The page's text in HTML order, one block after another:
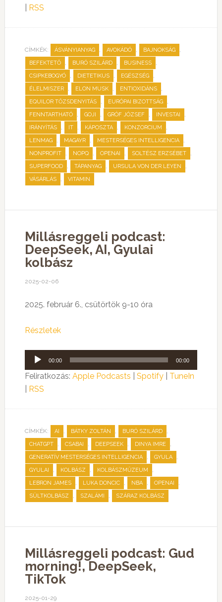
RSS
CÍMKÉK: ÁSVÁNYIANYAG , AVOKÁDÓ , BAJNOKSÁG ,
BEFEKTETŐ , BURÓ SZILÁRD , BUSINESS ,
CSIPKEBOGYÓ , DIETETIKUS , EGÉSZSÉG ,
ÉLELMISZER , ELON MUSK , ENTIOXIDÁNS ,
EQUILOR TŐZSDENYITÁS , EURÓPAI BIZOTTSÁG ,
FENNTARTHATÓ , GOJI , GRÓF JÓZSEF , INVESTAI ,
IRÁNYÍTÁS , IT , KÁPOSZTA , KONZORCIUM ,
LENMAG , MAGAYR , MESTERSÉGES INTELLIGENCIA ,
NONPROFIT , NOPQ , OPENAI , SOLTÉSZ ERZSÉBET ,
SUPERFOOD , TÁPANYAG , URSULA VON DER LEYEN ,
VÁSÁRLÁS , VITAMIN
Millásreggeli podcast:
DeepSeek, AI, Gyulai
kolbász
2025-02-06
2025. február 6., csütörtök 9-10 óra
Részletek
Audió
lejátszó
00:00 00:00
Feliratkozás: Apple Podcasts Spotify| TuneIn
RSS
CÍMKÉK: AI , BÁTKY ZOLTÁN , BURÓ SZILÁRD ,
CHATGPT , CSABAI , DEEPSEEK , DINYA IMRE ,
GENERATÍV MESTERSÉGES INTELLIGENCIA , GYULA ,
GYULAI , KOLBÁSZ , KOLBÁSZMŰZEUM ,
LEBRON JAMES , LUKA DONCIC , NBA , OPENAI ,
SÜLTKOLBÁSZ , SZALÁMI , SZÁRAZ KOLBÁSZ
Millásreggeli podcast: Gud
morning!, DeepSeek,
TikTok
2025-01-29